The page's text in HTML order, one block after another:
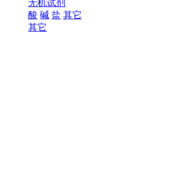
无机试剂
酸 碱 盐 其它
其它